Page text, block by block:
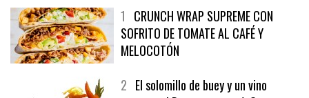
1CRUNCH WRAP SUPREME CON
SOFRITO DE TOMATE AL CAFÉ Y
MELOCOTÓN